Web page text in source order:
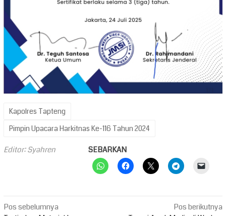
Kapolres Tapteng
Pimpin Upacara Harkitnas Ke-116 Tahun 2024
Editor: Syahren SEBARKAN
Navigasi
Pos sebelumnya
Pos berikutnya